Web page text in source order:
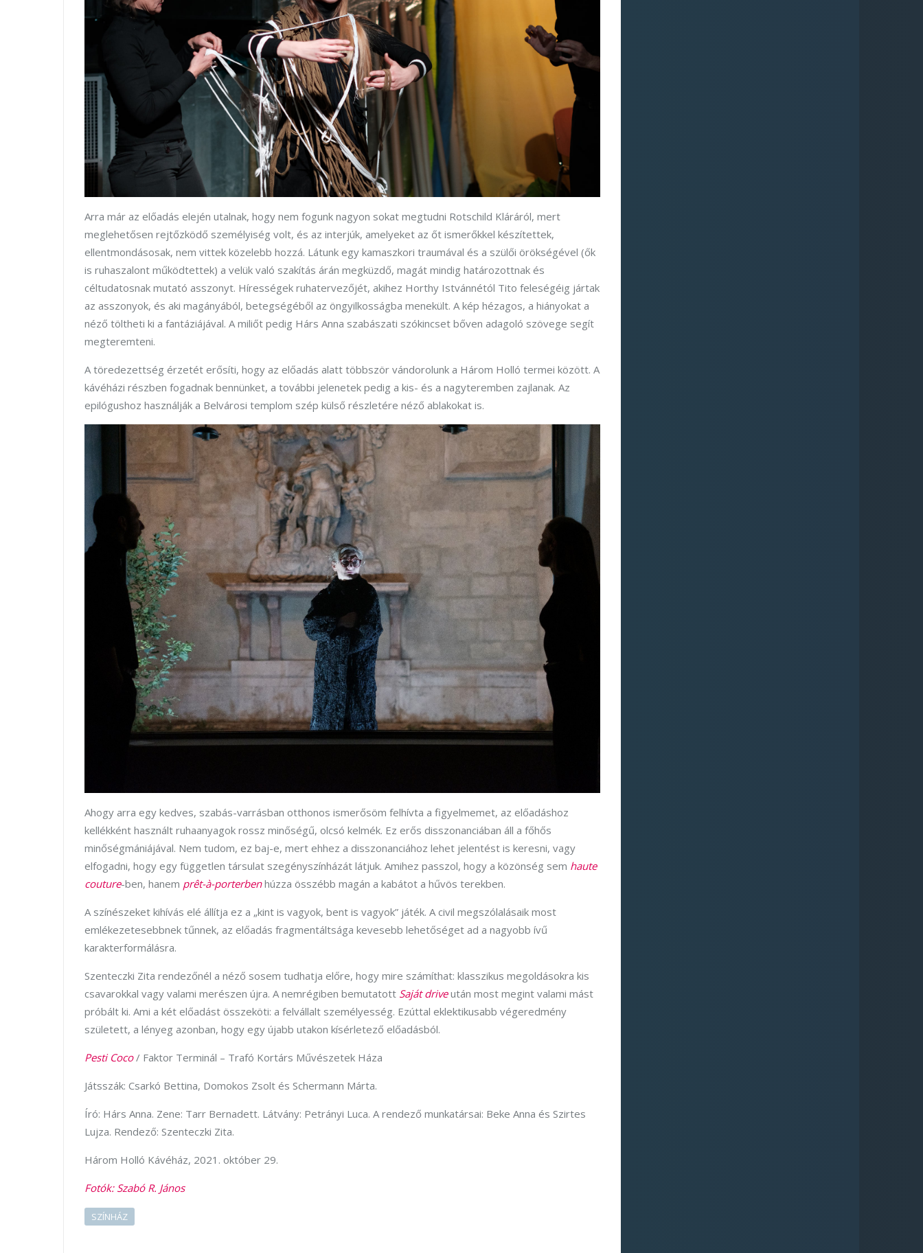
Arra már az előadás elején utalnak, hogy nem fogunk nagyon sokat megtudni Rotschild Kláráról, mert
meglehetősen rejtőzködő személyiség volt, és az interjúk, amelyeket az őt ismerőkkel készítettek,
ellentmondásosak, nem vittek közelebb hozzá. Látunk egy kamaszkori traumával és a szülői örökségével (ők
is ruhaszalont működtettek) a velük való szakítás árán megküzdő, magát mindig határozottnak és
céltudatosnak mutató asszonyt. Hírességek ruhatervezőjét, akihez Horthy Istvánnétól Tito feleségéig jártak
az asszonyok, és aki magányából, betegségéből az öngyilkosságba menekült. A kép hézagos, a hiányokat a
néző töltheti ki a fantáziájával. A miliőt pedig Hárs Anna szabászati szókincset bőven adagoló szövege segít
megteremteni.
A töredezettség érzetét erősíti, hogy az előadás alatt többször vándorolunk a Három Holló termei között. A
kávéházi részben fogadnak bennünket, a további jelenetek pedig a kis- és a nagyteremben zajlanak. Az
epilógushoz használják a Belvárosi templom szép külső részletére néző ablakokat is.
Ahogy arra egy kedves, szabás-varrásban otthonos ismerősöm felhívta a figyelmemet, az előadáshoz
kellékként használt ruhaanyagok rossz minőségű, olcsó kelmék. Ez erős disszonanciában áll a főhős
minőségmániájával. Nem tudom, ez baj-e, mert ehhez a disszonanciához lehet jelentést is keresni, vagy
elfogadni, hogy egy független társulat szegényszínházát látjuk. Amihez passzol, hogy a közönség sem haute
couture-ben, hanem prêt-à-porterbenhúzza összébb magán a kabátot a hűvös terekben.
A színészeket kihívás elé állítja ez a „kint is vagyok, bent is vagyok” játék. A civil megszólalásaik most
emlékezetesebbnek tűnnek, az előadás fragmentáltsága kevesebb lehetőséget ad a nagyobb ívű
karakterformálásra.
Szenteczki Zita rendezőnél a néző sosem tudhatja előre, hogy mire számíthat: klasszikus megoldásokra kis
csavarokkal vagy valami merészen újra. A nemrégiben bemutatott Saját driveután most megint valami mást
próbált ki. Ami a két előadást összeköti: a felvállalt személyesség. Ezúttal eklektikusabb végeredmény
született, a lényeg azonban, hogy egy újabb utakon kísérletező előadásból.
Pesti Coco/ Faktor Terminál – Trafó Kortárs Művészetek Háza
Játsszák: Csarkó Bettina, Domokos Zsolt és Schermann Márta.
Író: Hárs Anna. Zene: Tarr Bernadett. Látvány: Petrányi Luca. A rendező munkatársai: Beke Anna és Szirtes
Lujza. Rendező: Szenteczki Zita.
Három Holló Kávéház, 2021. október 29.
Fotók: Szabó R. János
SZÍNHÁZ